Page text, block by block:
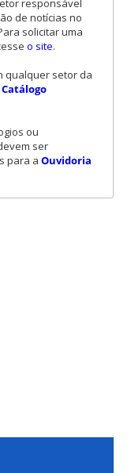
responsável
de notícias no
solicitar uma
o site.
qualquer setor da
Catálogo
ou
ser
para a Ouvidoria